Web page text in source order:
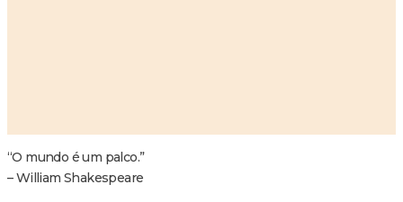
“O mundo é um palco.”
– William Shakespeare